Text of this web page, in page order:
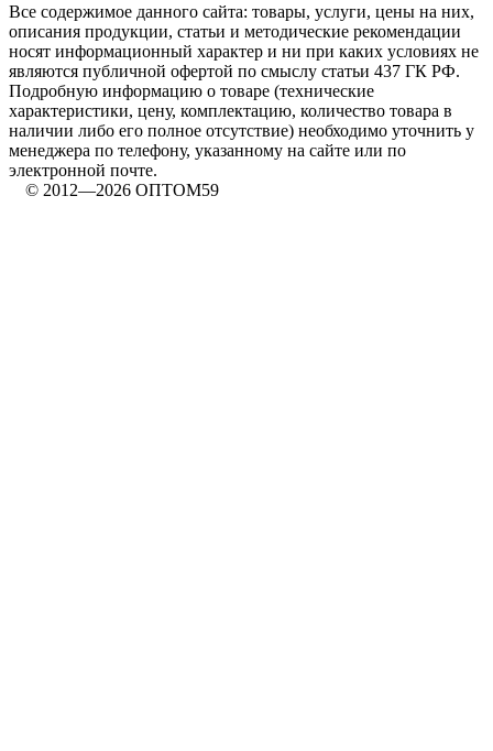
Все содержимое данного сайта: товары, услуги, цены на них,
описания продукции, статьи и методические рекомендации
носят информационный характер и ни при каких условиях не
являются публичной офертой по смыслу статьи 437 ГК РФ.
Подробную информацию о товаре (технические
характеристики, цену, комплектацию, количество товара в
наличии либо его полное отсутствие) необходимо уточнить у
менеджера по телефону, указанному на сайте или по
электронной почте.
© 2012—2026 ОПТОМ59